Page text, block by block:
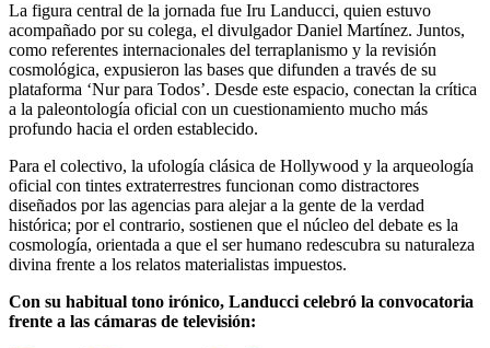
La figura central de la jornada fue Iru Landucci, quien estuvo
acompañado por su colega, el divulgador Daniel Martínez. Juntos,
como referentes internacionales del terraplanismo y la revisión
cosmológica, expusieron las bases que difunden a través de su
plataforma ‘Nur para Todos’. Desde este espacio, conectan la crítica
a la paleontología oficial con un cuestionamiento mucho más
profundo hacia el orden establecido.
Para el colectivo, la ufología clásica de Hollywood y la arqueología
oficial con tintes extraterrestres funcionan como distractores
diseñados por las agencias para alejar a la gente de la verdad
histórica; por el contrario, sostienen que el núcleo del debate es la
cosmología, orientada a que el ser humano redescubra su naturaleza
divina frente a los relatos materialistas impuestos.
Con su habitual tono irónico, Landucci celebró la convocatoria
frente a las cámaras de televisión: